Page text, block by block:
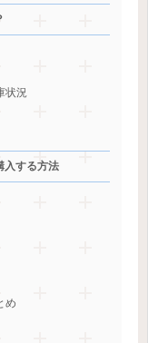
状況
入する方法
め